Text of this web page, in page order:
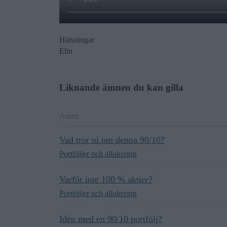
Hälsningar
Elin
Liknande ämnen du kan gilla
Ämne
Vad tror ni om denna 90/10?
Portföljer och allokering
Varför inte 100 % aktier?
Portföljer och allokering
Idén med en 90/10 portfölj?